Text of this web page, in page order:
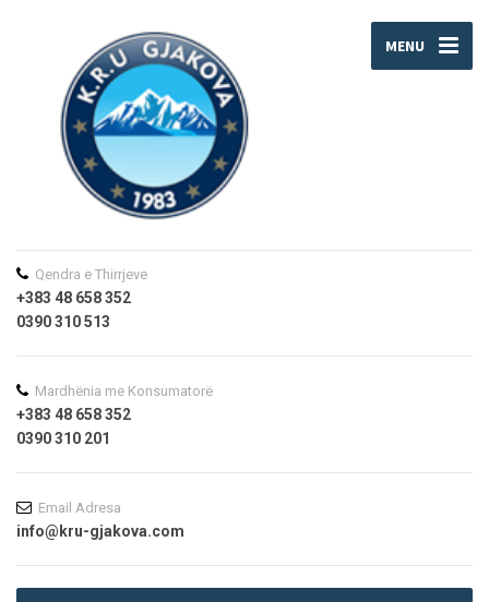
MENU
Qendra e Thirrjeve
+383 48 658 352
0390 310 513
Mardhënia me Konsumatorë
+383 48 658 352
0390 310 201
Email Adresa
info@kru-gjakova.com